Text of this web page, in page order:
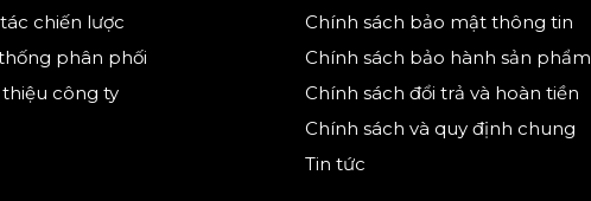
cất giữ hay sử dụng máy trở nên vô cùng
mong muốn sự tiện lợi trong không gian sống
chiến lược
phân phối
thiệu công ty
Chính sách bảo mật thông tin
Chính sách bảo hành sản phẩm
Chính sách đổi trả và hoàn tiền
Chính sách và quy định chung
Tin tức